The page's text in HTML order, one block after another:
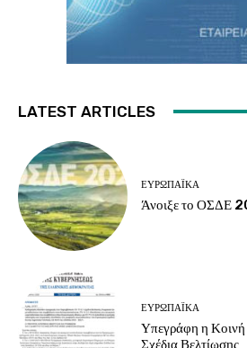
LATEST ARTICLES
ΕΥΡΩΠΑΪΚΆ
Άνοιξε το ΟΣΔΕ
ΕΥΡΩΠΑΪΚΆ
Υπεγράφη η
Σχέδια Βελτίωσης